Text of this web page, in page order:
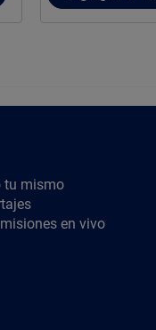
tu mismo
en vivo